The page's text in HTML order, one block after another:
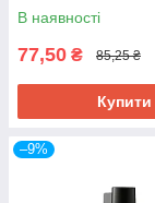
В наявності
77,50 ₴ 85,25 ₴
Купити
–9%